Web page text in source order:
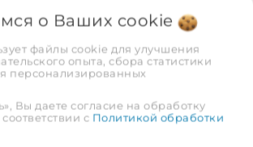
Стяжной
(межфланцевый)
80
о Ваших cookie
файлы cookie для улучшения
опыта, сбора статистики
персонализированных
Вы даете согласие на обработку
с Политикой обработки